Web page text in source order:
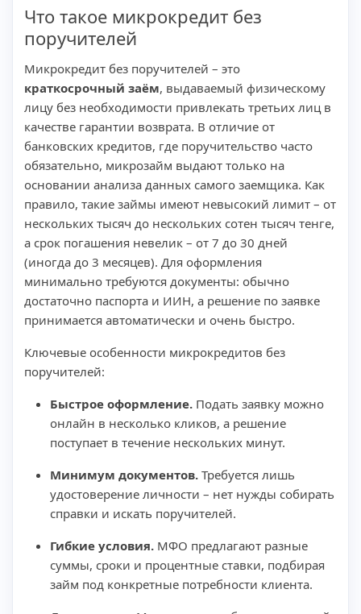
Что такое микрокредит без
поручителей
Микрокредит без поручителей – это
краткосрочный заём, выдаваемый физическому
лицу без необходимости привлекать третьих лиц в
качестве гарантии возврата. В отличие от
банковских кредитов, где поручительство часто
обязательно, микрозайм выдают только на
основании анализа данных самого заемщика. Как
правило, такие займы имеют невысокий лимит – от
нескольких тысяч до нескольких сотен тысяч тенге,
а срок погашения невелик – от 7 до 30 дней
(иногда до 3 месяцев). Для оформления
минимально требуются документы: обычно
достаточно паспорта и ИИН, а решение по заявке
принимается автоматически и очень быстро.
Ключевые особенности микрокредитов без
поручителей:
Быстрое оформление. Подать заявку можно
онлайн в несколько кликов, а решение
поступает в течение нескольких минут.
Минимум документов. Требуется лишь
удостоверение личности – нет нужды собирать
справки и искать поручителей.
Гибкие условия. МФО предлагают разные
суммы, сроки и процентные ставки, подбирая
займ под конкретные потребности клиента.